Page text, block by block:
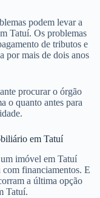
podem levar a
Tatuí. Os problemas
de tributos e
por mais de dois anos
procurar o órgão
o quanto antes para
em Tatuí
imóvel em Tatuí
financiamentos. E
a última opção
Tatuí.